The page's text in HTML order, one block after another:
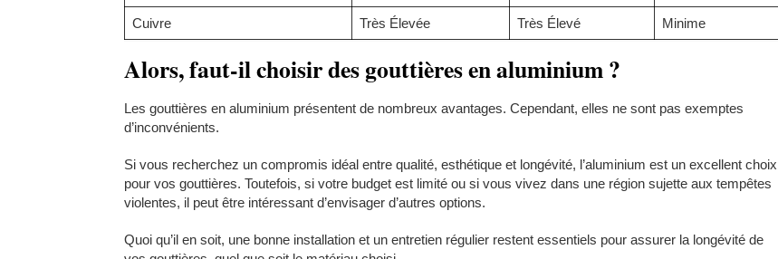
Cuivre Très Élevée Très Élevé Minime
Alors, faut-il choisir des gouttières en aluminium ?
Les gouttières en aluminium présentent de nombreux avantages. Cependant, elles ne sont pas exemptes
d’inconvénients.
Si vous recherchez un compromis idéal entre qualité, esthétique et longévité, l’aluminium est un excellent choix
pour vos gouttières. Toutefois, si votre budget est limité ou si vous vivez dans une région sujette aux tempêtes
violentes, il peut être intéressant d’envisager d’autres options.
Quoi qu’il en soit, une bonne installation et un entretien régulier restent essentiels pour assurer la longévité de